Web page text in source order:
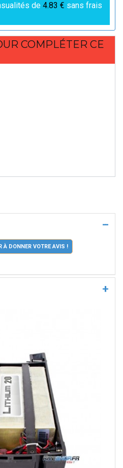
de 4.83 € sans frais
COMPLÉTER CE
À DONNER VOTRE AVIS !